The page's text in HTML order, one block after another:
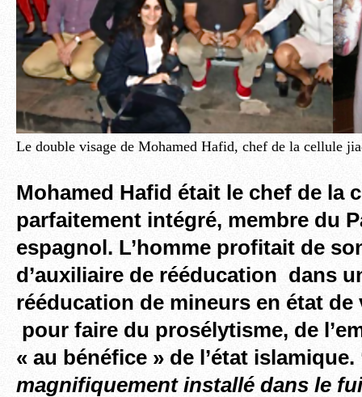
Le double visage de Mohamed Hafid, chef de la cellule
Mohamed Hafid était le chef de la
parfaitement intégré, membre du
espagnol. L’homme profitait de
d’auxiliaire de rééducation dans
rééducation de mineurs en état
pour faire du prosélytisme, de
« au bénéfice » de l’état islamique.
magnifiquement installé dans le